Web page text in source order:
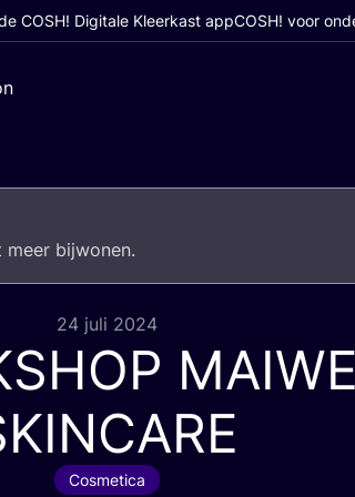
COSH! Digitale Kleerkast appCOSH! voor
bijwonen.
24 juli 2024
Cosmetica